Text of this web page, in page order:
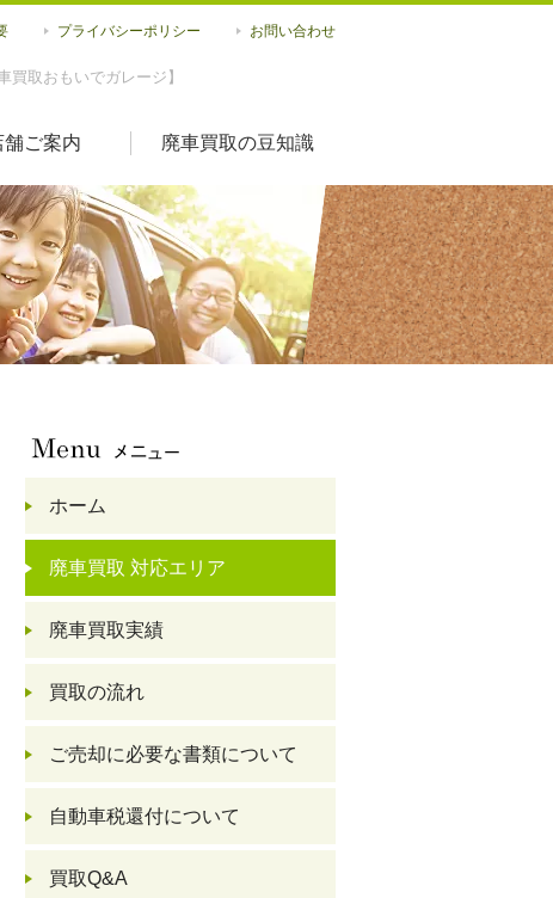
取おもいでガレージ】
プライバシーポリシー お問い合わせ
舗ご案内 廃車買取の豆知識
ホーム
廃車買取 対応エリア
廃車買取実績
買取の流れ
ご売却に必要な書類について
自動車税還付について
買取Q&A